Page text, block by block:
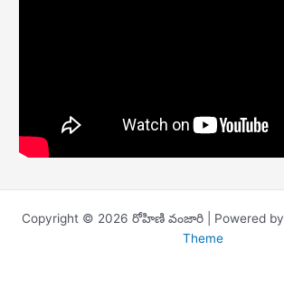
Copyright © 2026 రోహిణి వంజారి | Powered by
Theme